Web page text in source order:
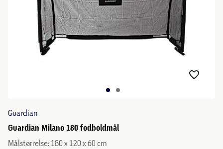
Guardian
Guardian Milano 180 fodboldmål
Målstørrelse: 180 x 120 x 60 cm